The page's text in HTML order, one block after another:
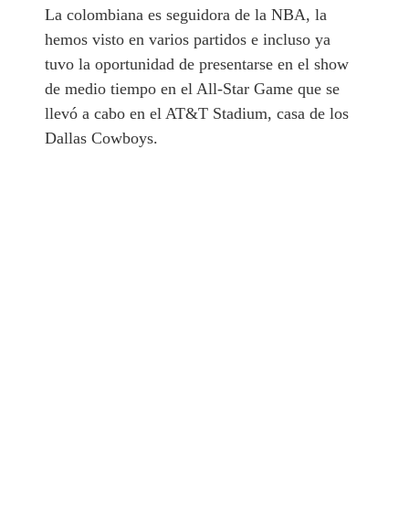
La colombiana es seguidora de la NBA, la
hemos visto en varios partidos e incluso ya
tuvo la oportunidad de presentarse en el show
de medio tiempo en el All-Star Game que se
llevó a cabo en el AT&T Stadium, casa de los
Dallas Cowboys.